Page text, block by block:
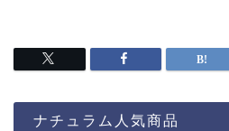
ナチュラム人気商品